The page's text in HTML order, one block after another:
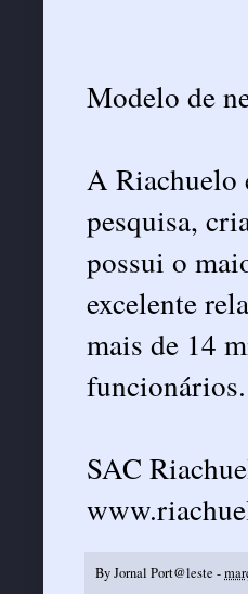
Modelo de
A Riachuelo
pesquisa,
possui o
excelente
mais de 14
SAC
ByJornal Port@leste -